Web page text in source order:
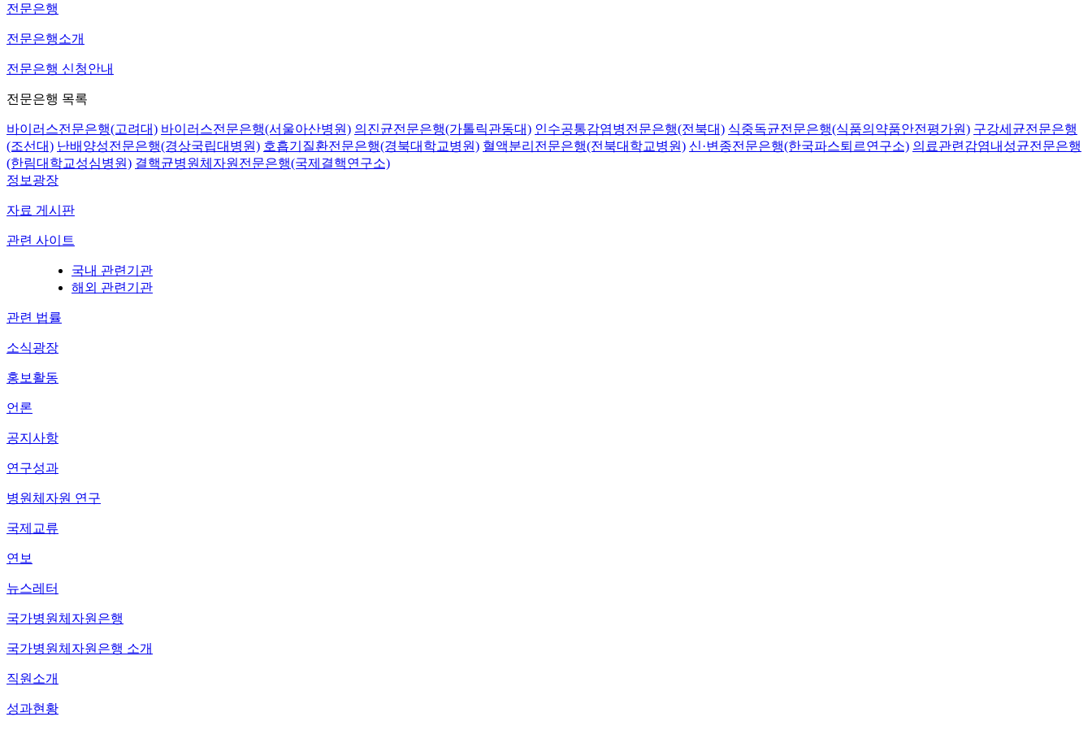
전문은행
전문은행소개
전문은행 신청안내
전문은행 목록
바이러스전문은행(고려대) 바이러스전문은행(서울아산병원) 의진균전문은행(가톨릭관동대) 인수공통감염병전문은행(전북대) 식중독균전문은행(식품의약품안전평가원) 구강세균전문은행
(조선대) 난배양성전문은행(경상국립대병원) 호흡기질환전문은행(경북대학교병원) 혈액분리전문은행(전북대학교병원) 신·변종전문은행(한국파스퇴르연구소) 의료관련감염내성균전문은행
(한림대학교성심병원) 결핵균병원체자원전문은행(국제결핵연구소)
정보광장
자료 게시판
관련 사이트
국내 관련기관
해외 관련기관
관련 법률
소식광장
홍보활동
언론
공지사항
연구성과
병원체자원 연구
국제교류
연보
뉴스레터
국가병원체자원은행
국가병원체자원은행 소개
직원소개
성과현황